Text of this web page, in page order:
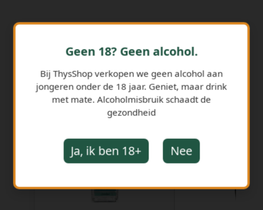
GERELATEERDE PRODUCTEN
Geen 18? Geen alcohol.
Bij ThysShop verkopen we geen alcohol aan
jongeren onder de 18 jaar. Geniet, maar drink
met mate. Alcoholmisbruik schaadt de
gezondheid
Ja, ik ben 18+ Nee